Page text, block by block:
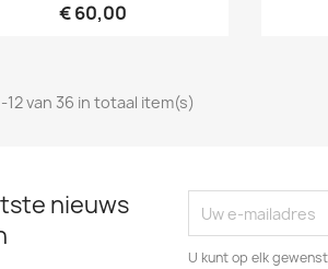
€ 60,00
12 van 36 in totaal item(s)
nieuws
U kunt op elk